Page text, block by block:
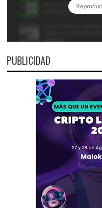
PUBLICIDAD